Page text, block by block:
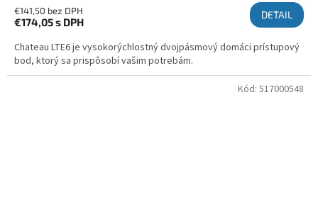
€141,50 bez DPH
€174,05s DPH
DETAIL
Chateau LTE6 je vysokorýchlostný dvojpásmový domáci prístupový
bod, ktorý sa prispôsobí vašim potrebám.
Kód: 517000548